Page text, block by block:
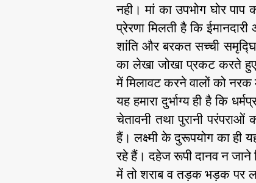
नही। मां का उपभोग घोर
प्रेरणा मिलती है कि
शांति और बरकत सच्ची
का लेखा जोखा प्रकट करते हुए
में मिलावट करने वालों को नरक
यह हमारा दुर्भाग्य ही है कि
चेतावनी तथा पुरानी
हैं। लक्ष्मी के दुरूपयोग का ही
रहे हैं। दहेज रूपी दानव न जाने
में तो शराब व तड़क भड़क पर